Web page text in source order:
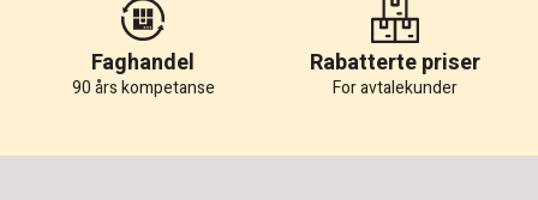
Faghandel
90 års kompetanse
Rabatterte priser
For avtalekunder